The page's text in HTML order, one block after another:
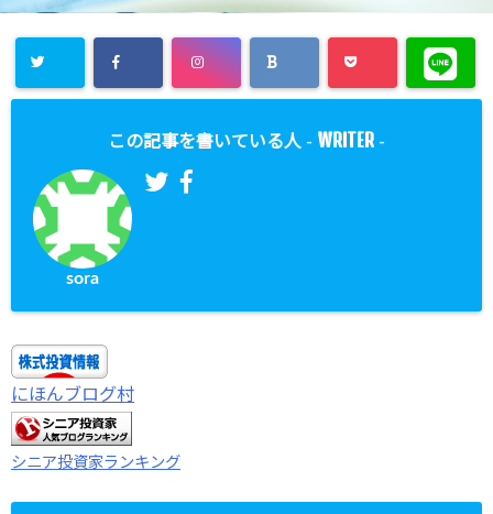
この記事を書いている人 - WRITER -
sora
にほんブログ村
シニア投資家ランキング